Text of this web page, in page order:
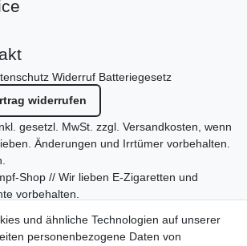
Widerruf Batteriegesetz
widerrufen
gesetzl. MwSt. zzgl. Versandkosten, wenn
Änderungen und Irrtümer vorbehalten.
Shop // Wir lieben E-Zigaretten und
vorbehalten.
Artikeln.
und ähnliche Technologien auf unserer
personenbezogene Daten von